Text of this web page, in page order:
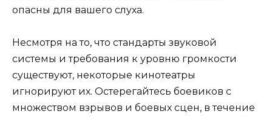
опасны для вашего слуха.
Несмотря на то, что стандарты звуковой
системы и требования к уровню громкости
существуют, некоторые кинотеатры
игнорируют их. Остерегайтесь боевиков с
множеством взрывов и боевых сцен, в течение